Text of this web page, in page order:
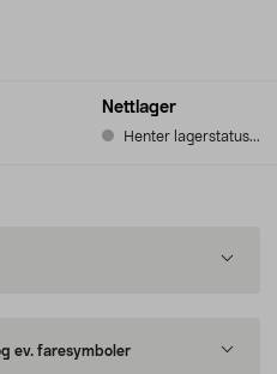
Nettlager
Henter lagerstatus...
ev. faresymboler